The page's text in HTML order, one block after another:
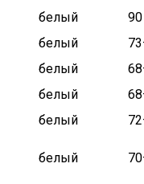
белый 90
белый
белый
белый
белый
белый